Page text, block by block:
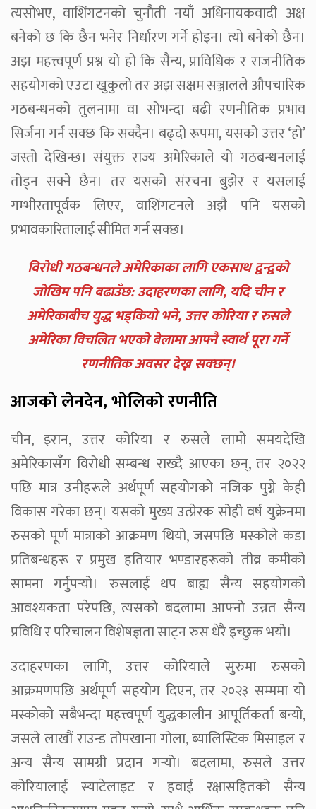
त्यसोभए, वाशिंगटनको चुनौती नयाँ अधिनायकवादी अक्ष
बनेको छ कि छैन भनेर निर्धारण गर्ने होइन। त्यो बनेको छैन।
अझ महत्त्वपूर्ण प्रश्न यो हो कि सैन्य, प्राविधिक र राजनीतिक
सहयोगको एउटा खुकुलो तर अझ सक्षम सञ्जालले औपचारिक
गठबन्धनको तुलनामा वा सोभन्दा बढी रणनीतिक प्रभाव
सिर्जना गर्न सक्छ कि सक्दैन। बढ्दो रूपमा, यसको उत्तर ‘हो’
जस्तो देखिन्छ। संयुक्त राज्य अमेरिकाले यो गठबन्धनलाई
तोड्न सक्ने छैन। तर यसको संरचना बुझेर र यसलाई
गम्भीरतापूर्वक लिएर, वाशिंगटनले अझै पनि यसको
प्रभावकारितालाई सीमित गर्न सक्छ।
विरोधी गठबन्धनले अमेरिकाका लागि एकसाथ द्वन्द्वको
जोखिम पनि बढाउँछ: उदाहरणका लागि, यदि चीन र
अमेरिकाबीच युद्ध भड्कियो भने, उत्तर कोरिया र रुसले
अमेरिका विचलित भएको बेलामा आफ्नै स्वार्थ पूरा गर्ने
रणनीतिक अवसर देख्न सक्छन्।
आजको लेनदेन, भोलिको रणनीति
चीन, इरान, उत्तर कोरिया र रुसले लामो समयदेखि
अमेरिकासँग विरोधी सम्बन्ध राख्दै आएका छन्, तर २०२२
पछि मात्र उनीहरूले अर्थपूर्ण सहयोगको नजिक पुग्ने केही
विकास गरेका छन्। यसको मुख्य उत्प्रेरक सोही वर्ष युक्रेनमा
रुसको पूर्ण मात्राको आक्रमण थियो, जसपछि मस्कोले कडा
प्रतिबन्धहरू र प्रमुख हतियार भण्डारहरूको तीव्र कमीको
सामना गर्नुपर्‍यो। रुसलाई थप बाह्य सैन्य सहयोगको
आवश्यकता परेपछि, त्यसको बदलामा आफ्नो उन्नत सैन्य
प्रविधि र परिचालन विशेषज्ञता साट्न रुस धेरै इच्छुक भयो।
उदाहरणका लागि, उत्तर कोरियाले सुरुमा रुसको
आक्रमणपछि अर्थपूर्ण सहयोग दिएन, तर २०२३ सम्ममा यो
मस्कोको सबैभन्दा महत्त्वपूर्ण युद्धकालीन आपूर्तिकर्ता बन्यो,
जसले लाखौं राउन्ड तोपखाना गोला, ब्यालिस्टिक मिसाइल र
अन्य सैन्य सामग्री प्रदान गर्‍यो। बदलामा, रुसले उत्तर
कोरियालाई स्याटेलाइट र हवाई रक्षासहितको सैन्य